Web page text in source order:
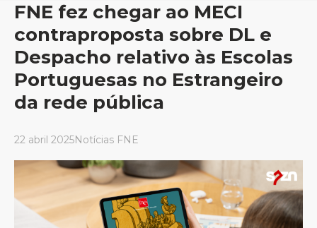
FNE fez chegar ao MECI
contraproposta sobre DL e
Despacho relativo às Escolas
Portuguesas no Estrangeiro
da rede pública
22 abril 2025Notícias FNE